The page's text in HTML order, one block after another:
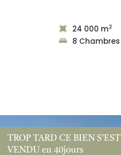
24 000 m2
8 Chambres
TROP TARD CE BIEN S’EST
VENDU en 40jours